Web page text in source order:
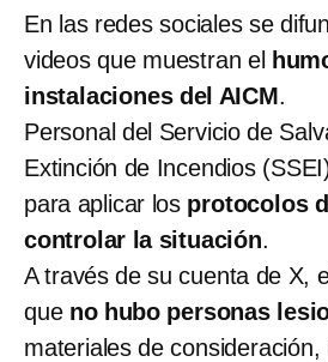
En las redes sociales se
videos que muestran el
instalaciones del AICM.
Personal del Servicio de
Extinción de Incendios
para aplicar los protocolos
controlar la situación.
A través de su cuenta de X,
que no hubo personas
materiales de